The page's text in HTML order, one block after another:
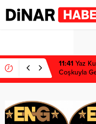
11:41 Yaz
Coşkuyla